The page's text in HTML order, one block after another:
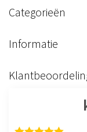
Categorieën
Informatie